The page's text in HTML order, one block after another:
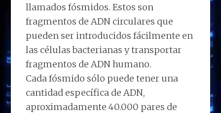
llamados fósmidos. Estos son
fragmentos de ADN circulares que
pueden ser introducidos fácilmente en
las células bacterianas y transportar
fragmentos de ADN humano.
Cada fósmido sólo puede tener una
cantidad específica de ADN,
aproximadamente 40.000 pares de